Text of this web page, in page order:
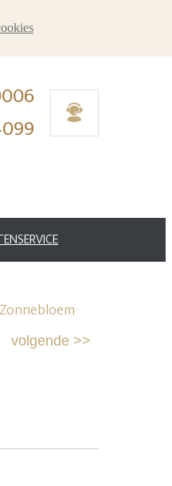
volgende >>